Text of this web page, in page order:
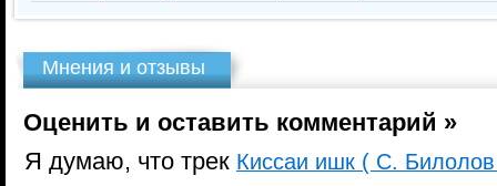
Мнения и отзывы
Оценить и оставить комментарий »
Я думаю, что трек Киссаи ишк ( С.